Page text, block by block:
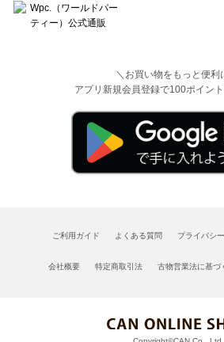
＼お買い物をもっと便利
アプリ新規会員登録で100ポイント
ご利用ガイド よくある質問 プライバシ
会社概要 特定商取引法 古物営業法に基づ